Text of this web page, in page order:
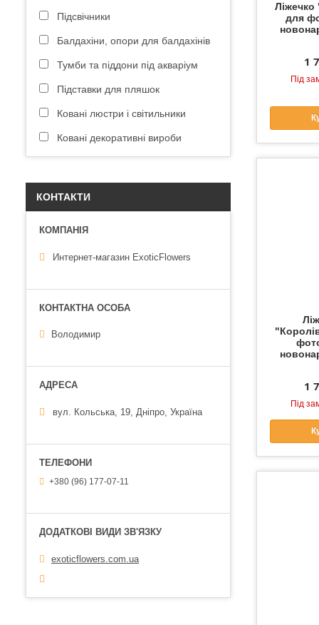
для
1
Під
1
Під
Підсвічники
Балдахіни, опори для балдахінів
Тумби та піддони під акваріум
Підставки для пляшок
Ковані люстри і світильники
Ковані декоративні вироби
КОНТАКТИ
Интернет-магазин ExoticFlowers
Володимир
вул. Кольська, 19, Дніпро, Україна
+380 (96) 177-07-11
exoticflowers.com.ua